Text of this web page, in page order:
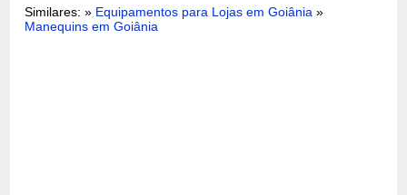
Similares: » Equipamentos para Lojas em Goiânia »
Manequins em Goiânia